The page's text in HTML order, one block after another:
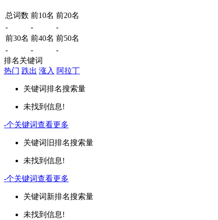
总词数 前10名 前20名
-
-
-
前30名 前40名 前50名
-
-
-
排名关键词
热门 跌出 涨入 阿拉丁
关键词排名搜索量
未找到信息!
-个关键词查看更多
关键词 旧排名搜索量
未找到信息!
-个关键词查看更多
关键词新排名搜索量
未找到信息!